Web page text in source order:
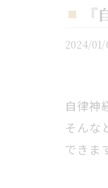
2024/01/
自律神
そんな
できま